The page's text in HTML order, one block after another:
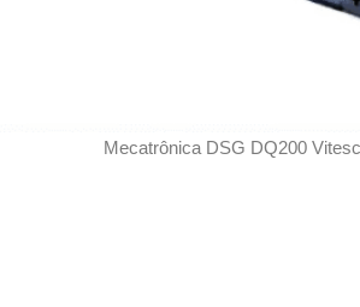
Mecatrônica DSG DQ200